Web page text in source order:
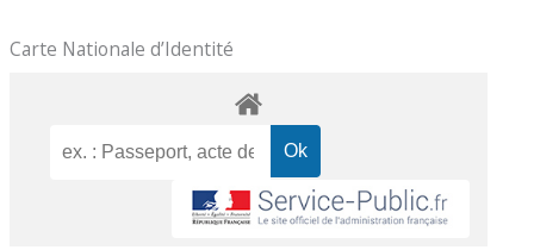
Carte Nationale d’Identité